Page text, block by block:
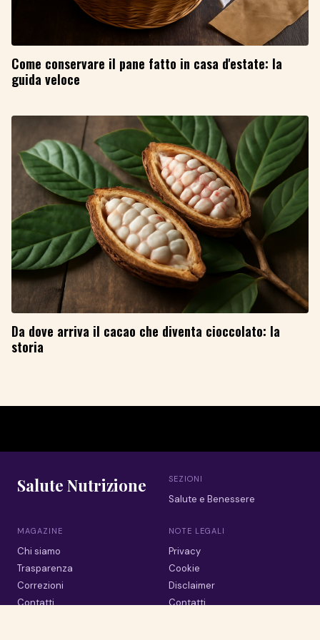
Come conservare il pane fatto in casa d'estate: la
guida veloce
Da dove arriva il cacao che diventa cioccolato: la
storia
Salute Nutrizione SEZIONI
Salute e Benessere
MAGAZINE
Chi siamo
Trasparenza
Correzioni
Contatti
NOTE LEGALI
Privacy
Cookie
Disclaimer
Contatti